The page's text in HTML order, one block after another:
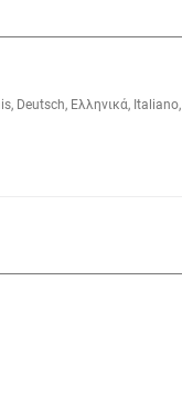
Deutsch, Ελληνικά, Italiano,